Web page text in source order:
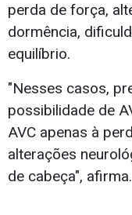
perda de força,
dormência,
equilíbrio.
"Nesses casos,
possibilidade de
AVC apenas à
alterações
de cabeça", afirma.